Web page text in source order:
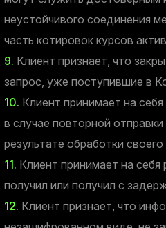
неустойчивого соединения
часть котировок курсов
9. Клиент признает, что
запрос, уже поступившие в
10. Клиент принимает на
в случае повторной
результате обработки
11. Клиент принимает на
получил или получил с
12. Клиент признает, что